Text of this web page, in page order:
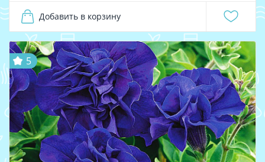
Добавить в корзину
5